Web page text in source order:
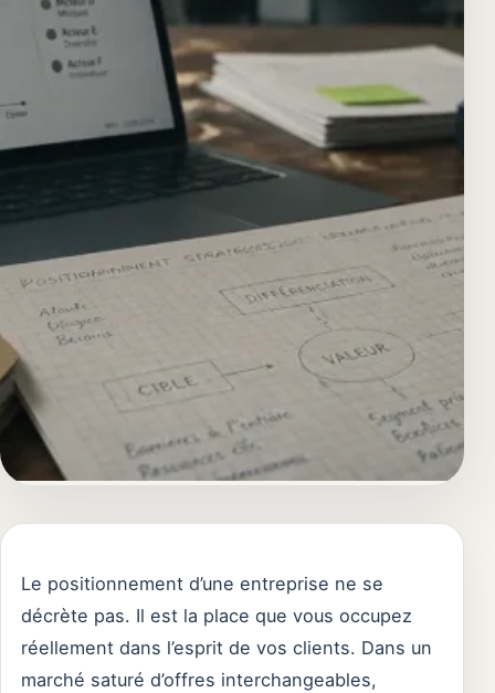
Le positionnement d’une entreprise ne se
décrète pas. Il est la place que vous occupez
réellement dans l’esprit de vos clients. Dans un
marché saturé d’offres interchangeables,